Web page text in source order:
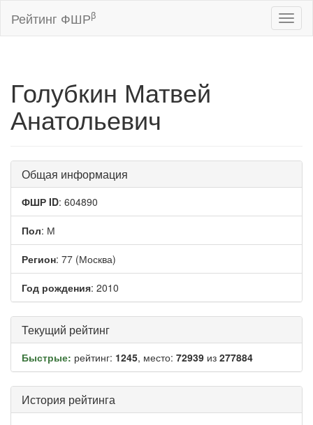
Рейтинг ФШРβ
Голубкин Матвей
Анатольевич
Общая информация
ФШР ID: 604890
Пол: М
Регион: 77 (Москва)
Год рождения: 2010
Текущий рейтинг
Быстрые: рейтинг: 1245, место: 72939 из 277884
История рейтинга